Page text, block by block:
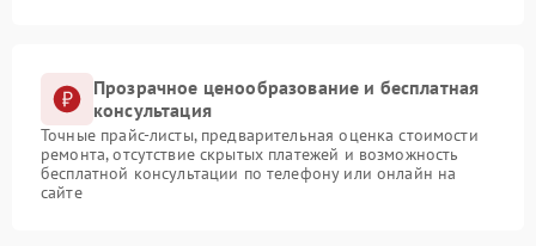
Прозрачное ценообразование и бесплатная
консультация
Точные прайс-листы, предварительная оценка стоимости
ремонта, отсутствие скрытых платежей и возможность
бесплатной консультации по телефону или онлайн на
сайте